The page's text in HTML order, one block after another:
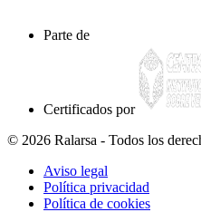
Parte de
Certificados por
© 2026 Ralarsa - Todos los
Aviso legal
Política privacidad
Política de cookies